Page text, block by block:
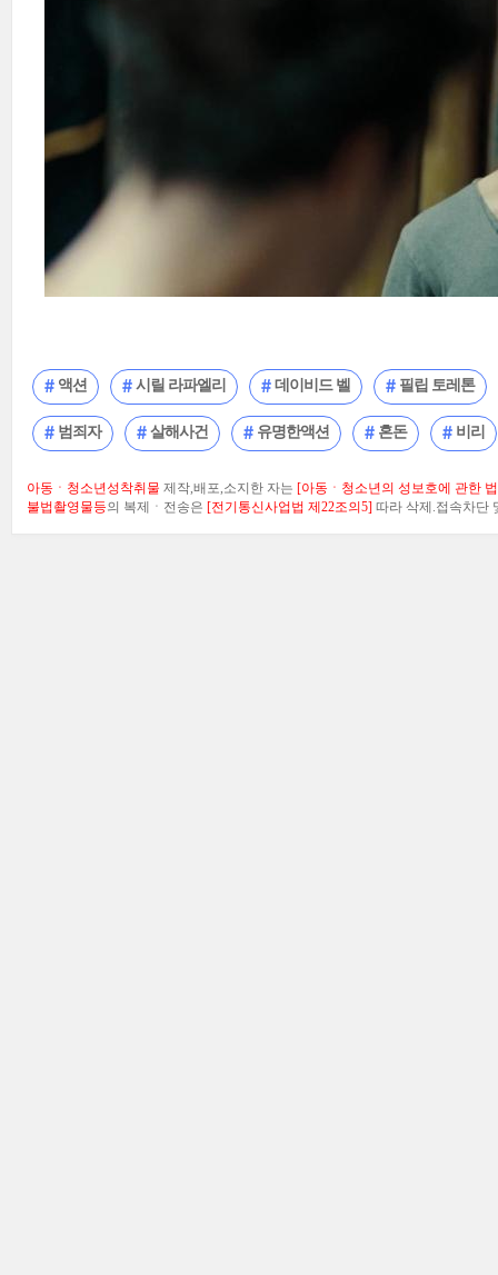
액션 시릴 라파엘리 데이비드 벨 필립 토레톤
범죄자 살해사건 유명한액션 혼돈 비리
아동ㆍ청소년성착취물 제작,배포,소지한 자는 [아동ㆍ청소년의 성보호에 관한
불법촬영물등의 복제ㆍ전송은 [전기통신사업법 제22조의5] 따라 삭제.접속차단